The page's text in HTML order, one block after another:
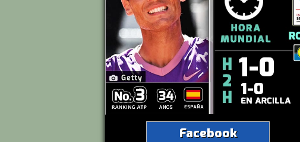
Facebook